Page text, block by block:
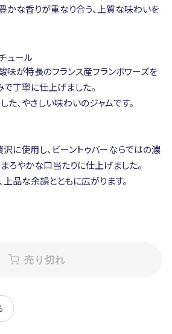
かな香りが重なり合う、上質な味わいを
ュール
味が特長のフランス産フランボワーズを
丁寧に仕上げました。
、やさしい味わいのジャムです。
に使用し、ビーントゥバーならではの濃
ろやかな口当たりに仕上げました。
品な余韻とともに広がります。
売り切れ